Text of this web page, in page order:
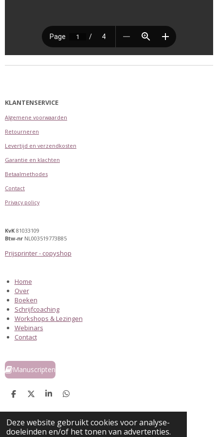
Deze website gebruikt cookies voor analyse-
doeleinden en/of het tonen van advertenties.
KLANTENSERVICE
Algemene voorwaarden
Retourneren
Levertijd en verzendkosten
Garantie en klachten
Betaalmethodes
Contact
Privacy policy
KvK 81033109
Btw-nr NL003519773B85
Prijsprinter - copyshop
Home
Over
Boeken
Schrijfcoaching
Workshops & Lezingen
Webinars
Contact
Manuscripten
D
l
e
n
D
e
l
S
a
r
e
D
l
e
n